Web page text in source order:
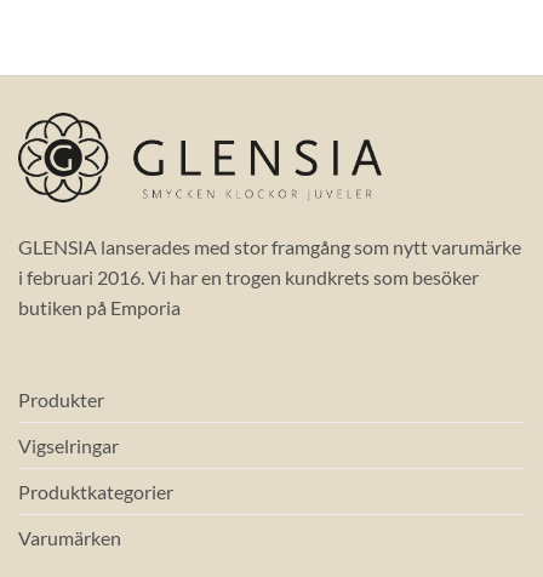
GLENSIA lanserades med stor framgång som nytt varumärke
i februari 2016. Vi har en trogen kundkrets som besöker
butiken på Emporia
Produkter
Vigselringar
Produktkategorier
Varumärken